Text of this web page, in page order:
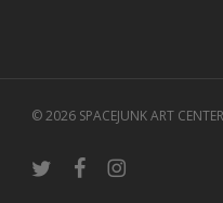
© 2026 SPACEJUNK ART
twitter facebookinstagram